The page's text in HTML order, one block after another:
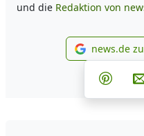
und die Redaktion von
news.de